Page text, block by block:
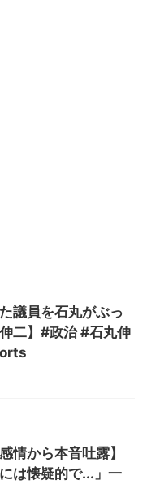
議員を石丸がぶっ
二】#政治 #石丸伸
情から本音吐露】
は懐疑的で...」一